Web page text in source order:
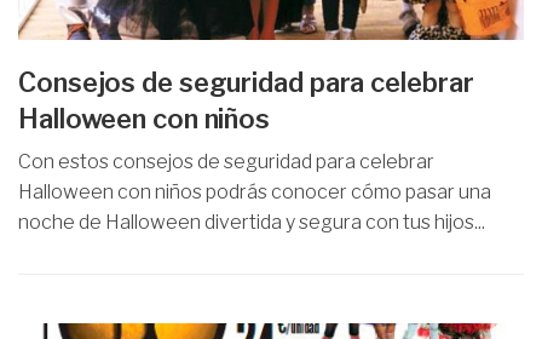
Consejos de seguridad para celebrar
Halloween con niños
Con estos consejos de seguridad para celebrar
Halloween con niños podrás conocer cómo pasar una
noche de Halloween divertida y segura con tus hijos...